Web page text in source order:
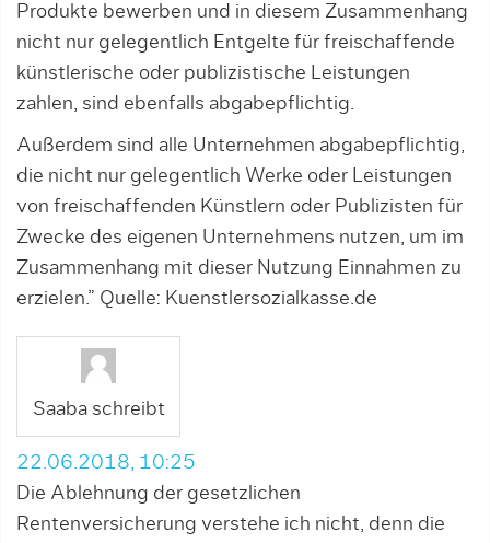
Produkte bewerben und in diesem Zusammenhang
nicht nur gelegentlich Entgelte für freischaffende
künstlerische oder publizistische Leistungen
zahlen, sind ebenfalls abgabepflichtig.
Außerdem sind alle Unternehmen abgabepflichtig,
die nicht nur gelegentlich Werke oder Leistungen
von freischaffenden Künstlern oder Publizisten für
Zwecke des eigenen Unternehmens nutzen, um im
Zusammenhang mit dieser Nutzung Einnahmen zu
erzielen.” Quelle: Kuenstlersozialkasse.de
Saaba schreibt
22.06.2018, 10:25
Die Ablehnung der gesetzlichen
Rentenversicherung verstehe ich nicht, denn die